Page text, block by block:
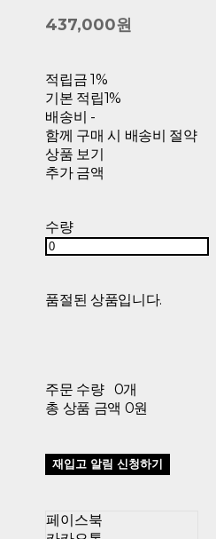
437,000원
적립금 1%
기본 적립1%
배송비 -
함께 구매 시 배송비 절약
상품 보기
추가 금액
수량
품절된 상품입니다.
주문 수량
0개
총 상품 금액 0원
재입고 알림 신청하기
페이스북